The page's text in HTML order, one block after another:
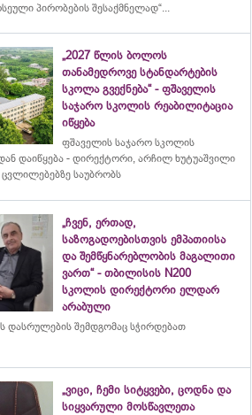
პირობების შესაქმნელად“...
„2027 წლის ბოლოს
თანამედროვე სტანდარტების
სკოლა გვექნება“ - ფშაველის
საჯარო სკოლის რეაბილიტაცია
იწყება
ფშაველის საჯარო სკოლის
დაიწყება - დირექტორი, არჩილ ხუტუაშვილი
საუბრობს
„ჩვენ, ერთად,
საზოგადოებისთვის ემპათიისა
და შემწყნარებლობის მაგალითი
ვართ“ - თბილისის N200
სკოლის დირექტორი ელდარ
არაბული
დასრულების შემდგომაც სჭირდებათ
„ვიცი, ჩემი სიტყვები, ცოდნა და
სიყვარული მოსწავლეთა